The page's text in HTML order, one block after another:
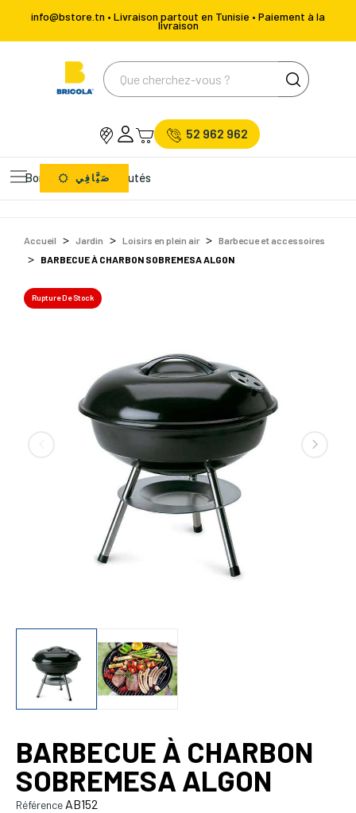
info@bstore.tn • Livraison partout en Tunisie • Paiement à la
livraison
52 962 962
Bons Plans Nouveautés
صَيَّافِي
Accueil Jardin Loisirs en plein air
Barbecue et accessoires
BARBECUE À CHARBON SOBREMESA ALGON
Rupture De Stock
BARBECUE À CHARBON
SOBREMESA ALGON
Référence AB152